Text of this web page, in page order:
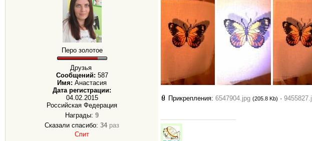
Перо золотое
Друзья
Сообщений: 587
Имя: Анастасия
Дата регистрации:
04.02.2015
Российская Федерация
Награды: 9
Сказали спасибо: 34 раз
Спит
Прикрепления: 6547904.jpg (205.8 Kb) ·